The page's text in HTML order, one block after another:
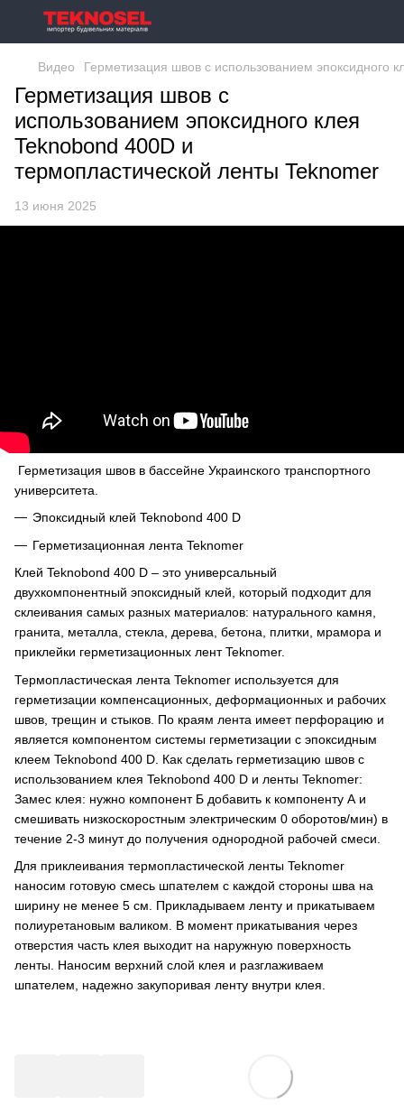
Видео Герметизация швов с использованием эпоксидного
Герметизация швов с
использованием эпоксидного клея
Teknobond 400D и
термопластической ленты Teknomer
13 июня 2025
Герметизация швов в бассейне Украинского транспортного
университета.
Эпоксидный клей Teknobond 400 D
Герметизационная лента Teknomer
Клей Teknobond 400 D – это универсальный
двухкомпонентный эпоксидный клей, который подходит для
склеивания самых разных материалов: натурального камня,
гранита, металла, стекла, дерева, бетона, плитки, мрамора и
приклейки герметизационных лент Teknomer.
Термопластическая лента Teknomer используется для
герметизации компенсационных, деформационных и рабочих
швов, трещин и стыков. По краям лента имеет перфорацию и
является компонентом системы герметизации с эпоксидным
клеем Teknobond 400 D. Как сделать герметизацию швов с
использованием клея Teknobond 400 D и ленты Teknomer:
Замес клея: нужно компонент Б добавить к компоненту А и
смешивать низкоскоростным электрическим 0 оборотов/мин) в
течение 2-3 минут до получения однородной рабочей смеси.
Для приклеивания термопластической ленты Teknomer
наносим готовую смесь шпателем с каждой стороны шва на
ширину не менее 5 см. Прикладываем ленту и прикатываем
полиуретановым валиком. В момент прикатывания через
отверстия часть клея выходит на наружную поверхность
ленты. Наносим верхний слой клея и разглаживаем
шпателем, надежно закупоривая ленту внутри клея.